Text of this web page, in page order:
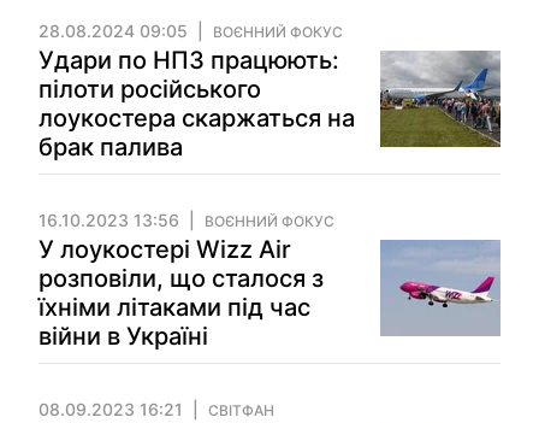
28.08.2024 09:05 ВОЄННИЙ ФОКУС
Удари по НПЗ працюють:
пілоти російського
лоукостера скаржаться на
брак палива
16.10.2023 13:56 ВОЄННИЙ ФОКУС
У лоукостері Wizz Air
розповіли, що сталося з
їхніми літаками під час
війни в Україні
08.09.2023 16:21 СВІТФАН